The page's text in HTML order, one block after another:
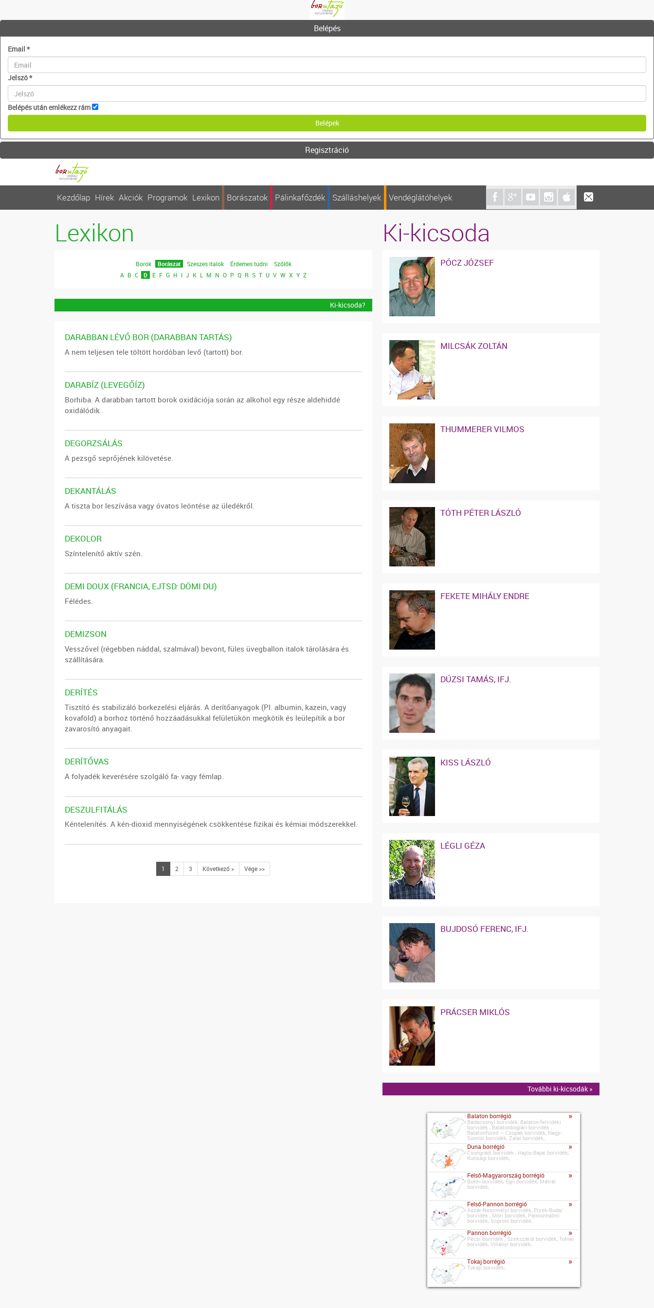
Belépés
Email *
Jelszó*
Belépés után emlékezz rám
Regisztráció
Kezdőlap Hírek Akciók Programok Lexikon Borászatok Pálinkafőzdék Szálláshelyek Vendéglátóhelyek
Lexikon
Borok Borászat Szeszes italok Érdemes tudni
Szőlők
A B C D E F G H I J K L M N O P Q R S T U V W X Y Z
Ki-kicsoda?
DARABBAN LÉVŐ BOR (DARABBAN TARTÁS)
A nem teljesen tele töltött hordóban levő (tartott) bor.
DARABÍZ (LEVEGŐÍZ)
Borhiba. A darabban tartott borok oxidációja során az alkohol egy része aldehiddé
oxidálódik.
DEGORZSÁLÁS
A pezsgő seprőjének kilövetése.
DEKANTÁLÁS
A tiszta bor leszívása vagy óvatos leöntése az üledékről.
DEKOLOR
Színtelenítő aktív szén.
DEMI DOUX (FRANCIA, EJTSD: DÖMI DU)
Félédes.
DEMIZSON
Vesszővel (régebben náddal, szalmával) bevont, füles üvegballon italok tárolására és
szállítására.
DERÍTÉS
Tisztító és stabilizáló borkezelési eljárás. A derítőanyagok (Pl. albumin, kazein, vagy
kovaföld) a borhoz történő hozzáadásukkal felületükön megkötik és leülepítik a bor
zavarosító anyagait.
DERÍTŐVAS
A folyadék keverésére szolgáló fa- vagy fémlap.
DESZULFITÁLÁS
Kéntelenítés. A kén-dioxid mennyiségének csökkentése fizikai és kémiai módszerekkel.
1 2 3 Következő > Vége >>
Ki-kicsoda
PÓCZ JÓZSEF
MILCSÁK ZOLTÁN
THUMMERER VILMOS
TÓTH PÉTER LÁSZLÓ
FEKETE MIHÁLY ENDRE
DÚZSI TAMÁS, IFJ.
KISS LÁSZLÓ
LÉGLI GÉZA
BUJDOSÓ FERENC, IFJ.
PRÁCSER MIKLÓS
További ki-kicsodák »
Balaton borrégió »
Badacsonyi borvidék, Balaton-felvidéki
borvidék , Balatonboglári borvidék ,
Balatonfüred – Csopak borvidék, Nagy-
Somlói borvidék, Zalai borvidék,
Duna borrégió »
Csongrádi borvidék , Hajós-Bajai borvidék,
Kunsági borvidék,
Felső-Magyarország borrégió »
Bükki borvidék, Egri borvidék, Mátrai
borvidék,
Felső-Pannon borrégió »
Ászár-Neszmélyi borvidék, Etyek-Budai
borvidék , Móri borvidék, Pannonhalmi
borvidék, Soproni borvidék,
Pannon borrégió »
Pécsi borvidék , Szekszárdi borvidék, Tolnai
borvidék, Villányi borvidék,
Tokaj borrégió »
Tokaji borvidék,